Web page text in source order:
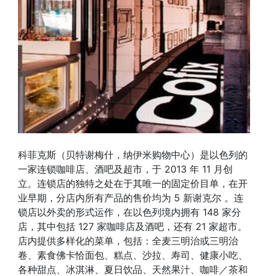
科菲克斯（贝特谢梅什，纳伊米购物中心）是以色列的
一家连锁咖啡店、酒吧及超市，于 2013 年 11 月创
立。连锁店的独特之处在于其唯一的固定价目单，在开
业早期，分店内所有产品的售价均为 5 新谢克尔 。连
锁店以外卖的形式运作，在以色列境内拥有 148 家分
店，其中包括 127 家咖啡店及酒吧，还有 21 家超市。
店内提供多样化的菜单，包括：全麦三明治或三明治
卷、素食佛卡恰面包、糕点、沙拉、寿司、健康小吃、
各种甜点、冰淇淋、夏日饮品、天然果汁、咖啡／茶和